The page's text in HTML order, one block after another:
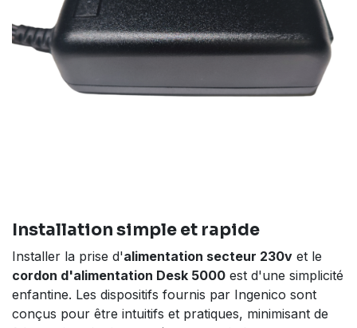
Installation simple et rapide
Installer la prise d'alimentation secteur 230v et le
cordon d'alimentation Desk 5000 est d'une simplicité
enfantine. Les dispositifs fournis par Ingenico sont
conçus pour être intuitifs et pratiques, minimisant de